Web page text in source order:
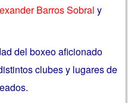
Barros Sobral y
del boxeo aficionado
clubes y lugares de